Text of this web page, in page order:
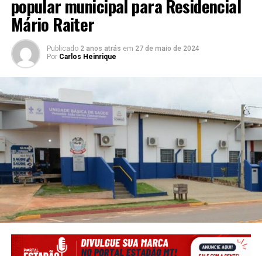
popular municipal para Residencial
Mário Raiter
Publicado 2 anos atrás em 27 de maio de 2024
Por Carlos Heinrique